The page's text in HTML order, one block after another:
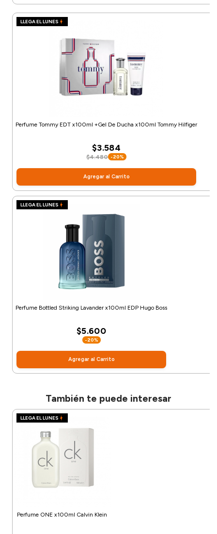
LLEGA EL LUNES
Perfume Tommy EDT x100ml +Gel De Ducha x100ml Tommy Hilfiger
$3.584
$4.480 -20%
Agregar al Carrito
LLEGA EL LUNES
Perfume Bottled Striking Lavander x100ml EDP Hugo Boss
$5.600
-20%
Agregar al Carrito
También te puede interesar
LLEGA EL LUNES
Perfume ONE x100ml Calvin Klein